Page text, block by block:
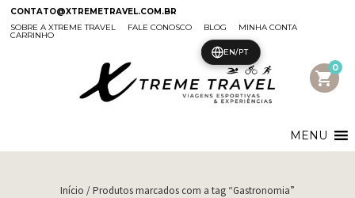
CONTATO@XTREMETRAVEL.COM.BR
SOBRE A XTREME TRAVEL
FALE CONOSCO BLOG MINHA CONTA
CARRINHO
shopping_cart
0
MENU
Início / Produtos marcados com a tag “Gastronomia”
EN/PT